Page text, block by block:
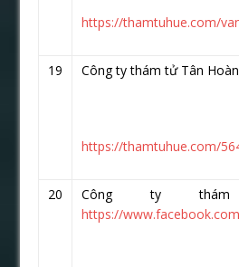
https://thamtuhue.com/
19 Công ty thám tử Tân
https://thamtuhue.com/
20
Công ty
https://